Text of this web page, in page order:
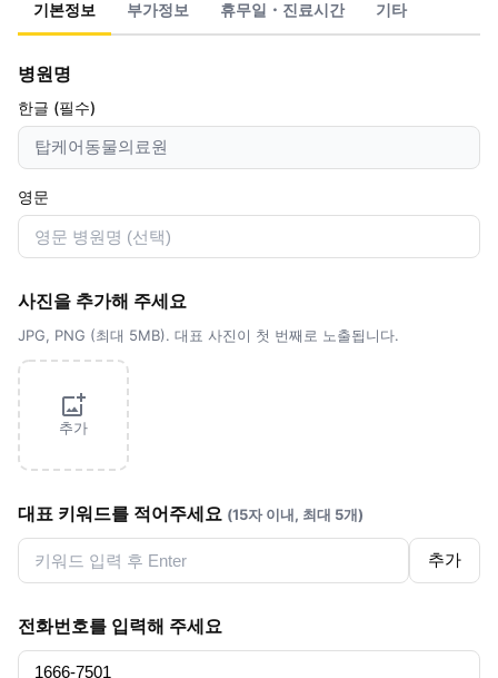
기본정보 부가정보 휴무일・진료시간 기타
병원명
한글 (필수)
영문
사진을 추가해 주세요
JPG, PNG (최대 5MB). 대표 사진이 첫 번째로 노출됩니다.
추가
대표 키워드를 적어주세요 (15자 이내, 최대 5개)
추가
전화번호를 입력해 주세요